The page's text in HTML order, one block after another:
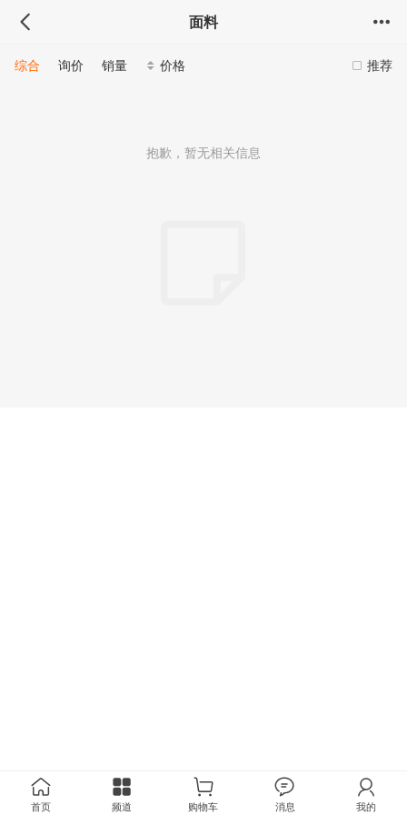
面料
推荐
综合 询价 销量 价格
抱歉，暂无相关信息
首页 频道 购物车 消息 我的